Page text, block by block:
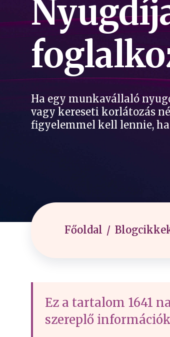
Ha egy munkavállaló
vagy kereseti korlátozás
figyelemmel kell lennie,
Főoldal
Ez a tartalom 1641
szereplő